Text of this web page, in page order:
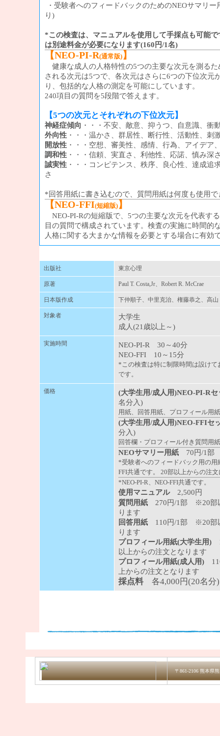
・受験者へのフィードバックのためのNEOサマリ
り)
*この検査は、マニュアルを使用して手採点も可能
は別途料金が必要になります(160円/1名)
【NEO-PI-R(通常版)】
健康な成人の人格特性の5つの主要な次元を測るた
される次元は5つで、各次元はさらに6つの下位次元
り、包括的な人格の測定を可能にしています。
240項目の質問を5段階で答えます。
【5つの次元とそれぞれの下位次元】
神経症傾向 ・・・不安、敵意、抑うつ、自意識、衝
外向性・・・温かさ、群居性、断行性、活動性、刺
開放性・・・空想、審美性、感情、行為、アイデア
調和性・・・信頼、実直さ、利他性、応諾、慎み深
誠実性・・・コンピテンス、秩序、良心性、達成追
さ
*回答用紙に書き込むので、質問用紙は何度も使用で
【NEO-FFI(短縮版)】
NEO-PI-Rの短縮版で、5つの主要な次元を代表す
目の質問で構成されています。検査の実施に時間的
人格に関する大まかな情報を必要とする場合に有効
出版社 東京心理
原著 Paul T. Costa,Jr、Robert R. McCrae
日本版作成 下仲順子、中里克治、権藤恭之、
対象者
大学生
成人(21歳以上～)
実施時間
NEO-PI-R 30～40分
NEO-FFI 10～15分
*この検査は特に制限時間は設けて
です。
価格
(大学生用/成人用)NEO-PI-Rセ
名分入)
用紙、回答用紙、プロフィール用
(大学生用/成人用)NEO-FFI
分入)
回答欄・プロフィール付き質問用
NEOサマリー用紙70円/1
*受験者へのフィードバック用の用
FFI共通です。 20部以上からの注
*NEO-PI-R、NEO-FFI共通です。
使用マニュアル 2,500円
質問用紙 270円/1部 ※20部
ります
回答用紙 110円/1部 ※20部
ります
プロフィール用紙(大学生用)
以上からの注文となります
プロフィール用紙(成人用)
上からの注文となります
採点料 各4,000円(20名
〒861-2106 熊本県